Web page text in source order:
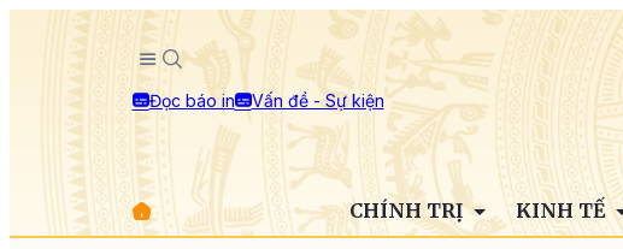
Đọc báo in Vấn đề - Sự kiện
CHÍNH TRỊ KINH TẾ